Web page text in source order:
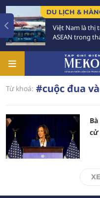
DU LỊCH &
Việt Nam là thị
ASEAN trong
Từ khoá: #cuộc đua
cử